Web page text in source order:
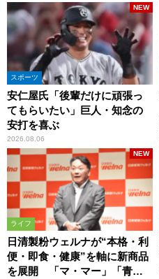
スポーツ
安仁屋氏「後輩だけに頑張っ
てもらいたい」巨人・知念の
安打を喜ぶ
2026.08.06
NEW
ライフ
日清製粉ウェルナが“本格・利
便・即食・健康”を軸に新商品
を展開 「マ・マー」「青の
NEW